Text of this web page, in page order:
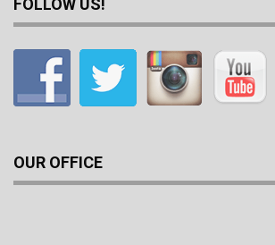
FOLLOW US!
OUR OFFICE